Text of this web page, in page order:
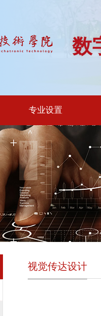
数
专业设置
视觉传达设计